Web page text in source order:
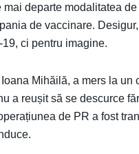
mai departe modalitatea
de vaccinare.
ci pentru imagine.
Mihăilă, a mers la
a reușit să se descurce
de PR a fost